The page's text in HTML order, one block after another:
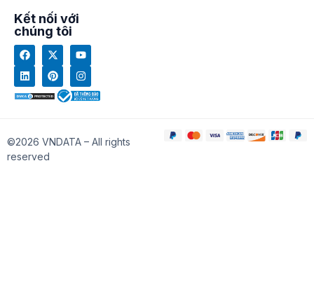
Kết nối với
chúng tôi
©2026 VNDATA – All rights
reserved